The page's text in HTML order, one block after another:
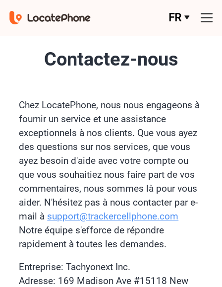
FR
Contactez-nous
Chez LocatePhone, nous nous engageons à
fournir un service et une assistance
exceptionnels à nos clients. Que vous ayez
des questions sur nos services, que vous
ayez besoin d'aide avec votre compte ou
que vous souhaitiez nous faire part de vos
commentaires, nous sommes là pour vous
aider. N'hésitez pas à nous contacter par e-
mail à support@trackercellphone.com
Notre équipe s'efforce de répondre
rapidement à toutes les demandes.
Entreprise: Tachyonext Inc.
Adresse: 169 Madison Ave #15118 New